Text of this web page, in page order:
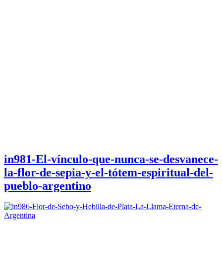
in981-El-vínculo-que-nunca-se-desvanece-
la-flor-de-sepia-y-el-tótem-espiritual-del-
pueblo-argentino